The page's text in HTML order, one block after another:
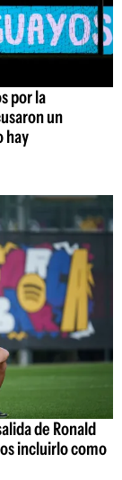
por la
un
hay
de Ronald
incluirlo como